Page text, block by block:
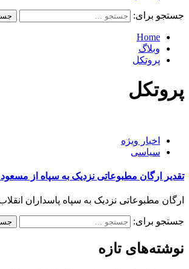
جستجو برای:
Home
وبلاگ
پروتکل
پروتکل
اخبار ویژه
سیاسی
تقدیر ارگان مطبوعاتی نزدیک به سپاه از
ارگان مطبوعاتی نزدیک به سپاه پاسداران
جستجو برای:
نوشته‌های تازه